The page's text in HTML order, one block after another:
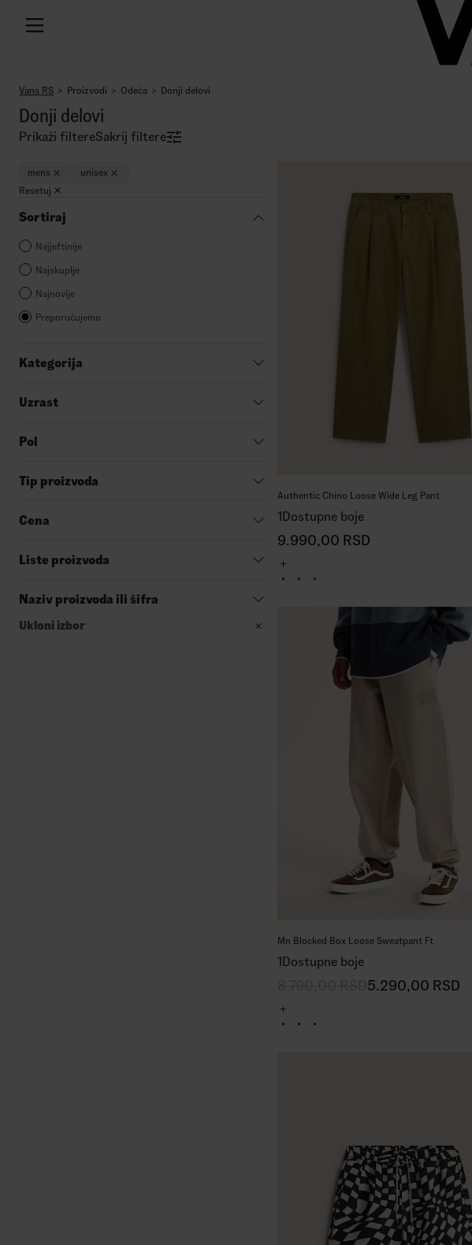
Vans RS Proizvodi Odeća Donji delovi
Donji delovi
Prikaži filtereSakrij filtere
mens
unisex
Resetuj
Sortiraj
Najjeftinije
Najskuplje
Najnovije
Preporučujemo
Kategorija
Uzrast
Pol
Tip proizvoda
Cena
Liste proizvoda
Naziv proizvoda ili šifra
Ukloni izbor
Authentic Chino Loose Wide Leg Pant
1Dostupne boje
9.990,00 RSD
Mn Blocked Box Loose Sweatpant Ft
1Dostupne boje
5.290,00 RSD